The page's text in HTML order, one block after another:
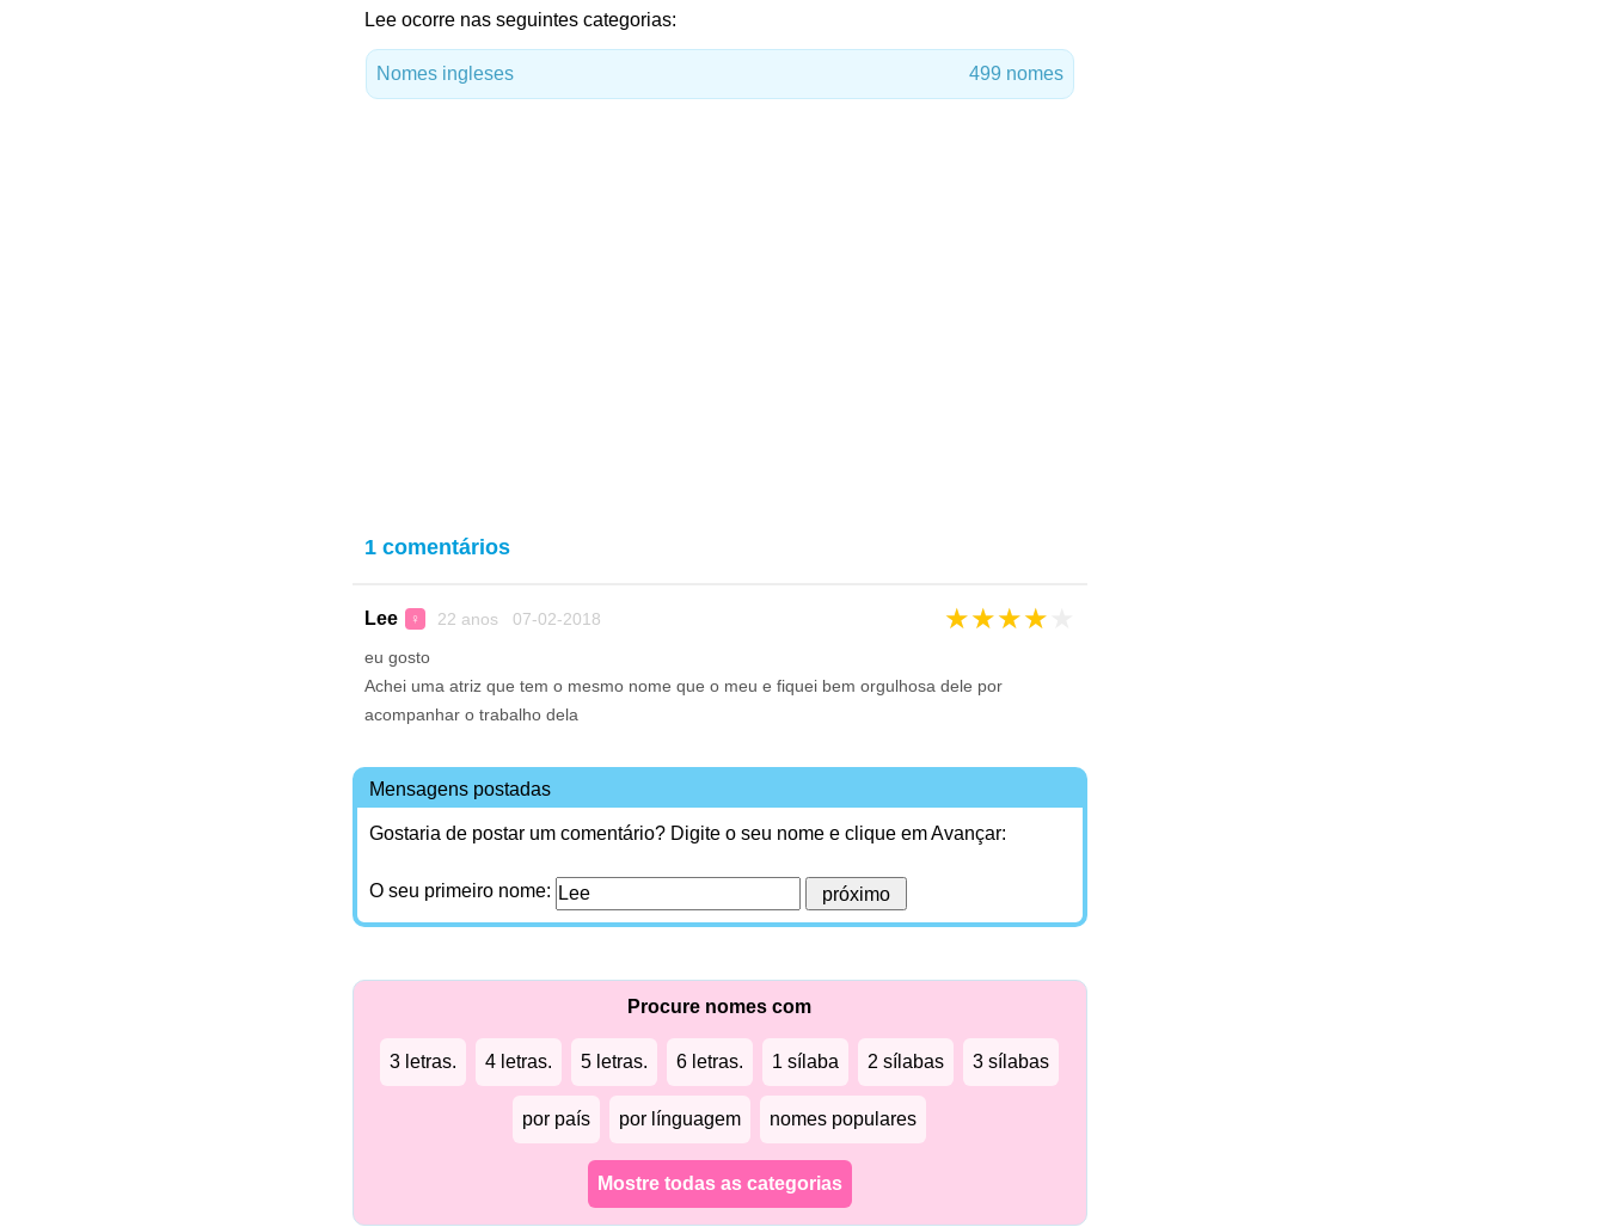
Lee ocorre nas seguintes categorias:
Nomes ingleses 499 nomes
1 comentários
Lee ♀ 22 anos 07-02-2018 ★★★★
eu gosto
Achei uma atriz que tem o mesmo nome que o meu e fiquei bem orgulhosa dele por
acompanhar o trabalho dela
Mensagens postadas
Gostaria de postar um comentário? Digite o seu nome e clique em Avançar:
O seu primeiro nome:
Procure nomes com
3 letras. 4 letras. 5 letras. 6 letras. 1 sílaba 2 sílabas 3 sílabas
por país por línguagem nomes populares
Mostre todas as categorias